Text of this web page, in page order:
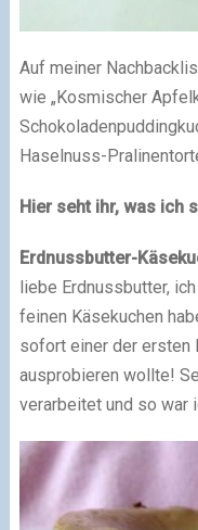
Auf meiner
wie „Kosmischer
Haselnuss-
Hier seht ihr, was ich
Erdnussbutter-
liebe Erdnussbutter,
feinen Käsekuchen
sofort einer der ersten
ausprobieren wollte!
verarbeitet und so war